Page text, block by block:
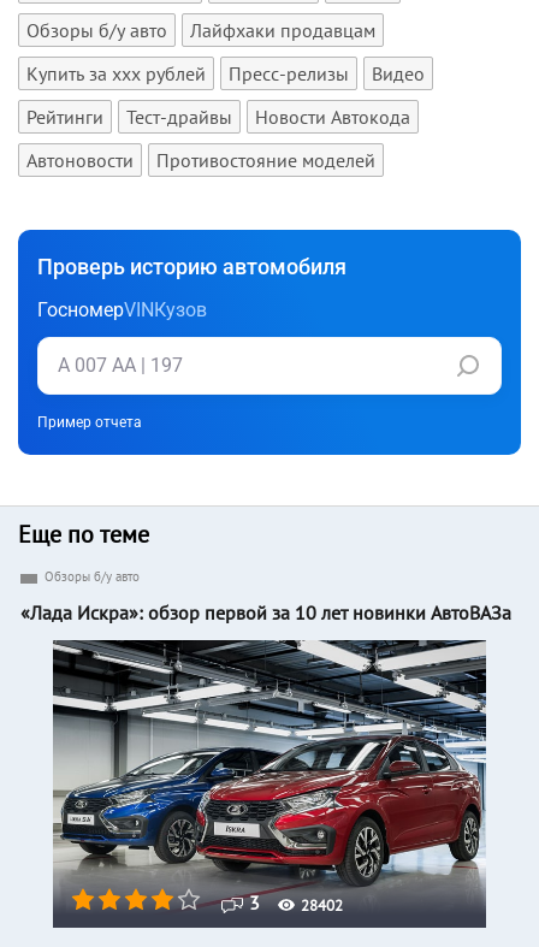
Обзоры б/у авто
Лайфхаки продавцам
Купить за xxx рублей
Пресс-релизы
Видео
Рейтинги
Тест-драйвы
Новости Автокода
Автоновости
Противостояние моделей
Проверь историю автомобиля
ГосномерVINКузов
Пример отчета
Еще по теме
3 28402
Обзоры б/у авто
«Лада Искра»: обзор первой за 10 лет новинки АвтоВАЗа